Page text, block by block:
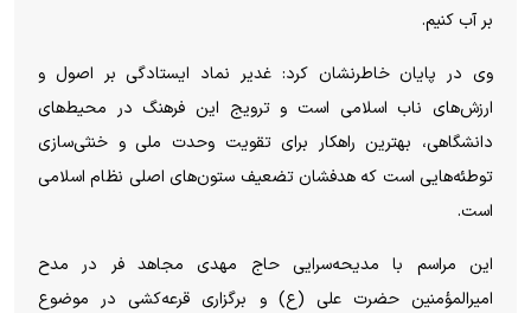
بر آب کنیم.
وی در پایان خاطرنشان کرد: غدیر نماد ایستادگی بر اصول و
ارزش‌های ناب اسلامی است و ترویج این فرهنگ در محیط‌های
دانشگاهی، بهترین راهکار برای تقویت وحدت ملی و خنثی‌سازی
توطئه‌هایی است که هدفشان تضعیف ستون‌های اصلی نظام اسلامی
است.
این مراسم با مدیحه‌سرایی حاج مهدی مجاهد فر در مدح
امیرالمؤمنین حضرت علی (ع) و برگزاری قرعه‌کشی در موضوع